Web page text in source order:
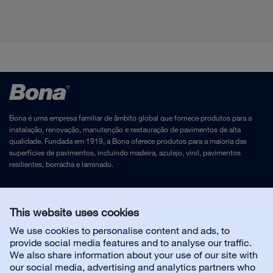
This website uses cookies
We use cookies to personalise content and ads, to
provide social media features and to analyse our traffic.
We also share information about your use of our site with
our social media, advertising and analytics partners who
Bona é uma empresa familiar de âmbito global que fornece produtos para a
instalação, renovação, manutenção e restauração de pavimentos de alta
qualidade. Fundada em 1919, a Bona oferece produtos para a maioria das
superfícies de pavimentos, incluindo madeira, azulejo, vinil, pavimentos
resilientes, borracha e laminado.
Contacte-nos